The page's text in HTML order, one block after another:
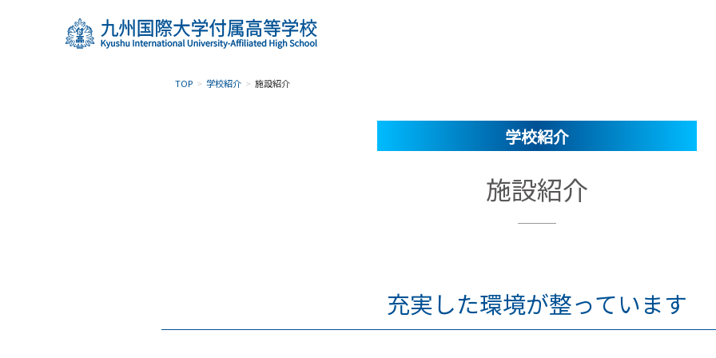
TOP 学校紹介 施設紹介
学校紹介
施設紹介
充実した環境が整っています